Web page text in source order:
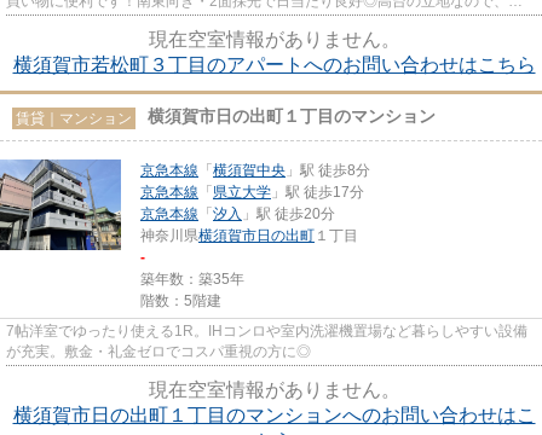
現在空室情報がありません。
横須賀市若松町３丁目のアパートへのお問い合わせはこちら
賃貸｜マンション 横須賀市日の出町１丁目のマンション
京急本線 「 横須賀中央 」駅 徒歩8分
京急本線 「 県立大学 」駅 徒歩17分
京急本線 「 汐入 」駅 徒歩20分
神奈川県横須賀市日の出町 １丁目
-
築年数：築35年
階数：5階建
7帖洋室でゆったり使える1R。IHコンロや室内洗濯機置場など暮らしやすい設備
が充実。敷金・礼金ゼロでコスパ重視の方に◎
現在空室情報がありません。
横須賀市日の出町１丁目のマンションへのお問い合わせはこ